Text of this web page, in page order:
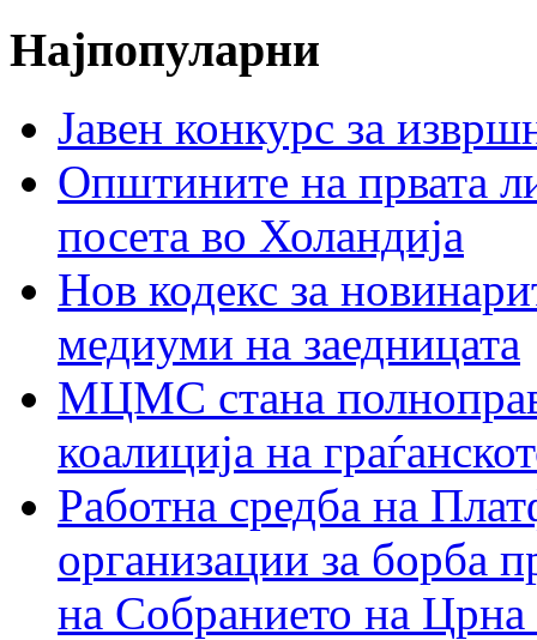
Најпопуларни
Јавен конкурс за
Општините на првата
посета во Холандија
Нов кодекс за
медиуми на заедницата
МЦМС стана
коалиција на
Работна средба на
организации за борба
на Собранието на Црна